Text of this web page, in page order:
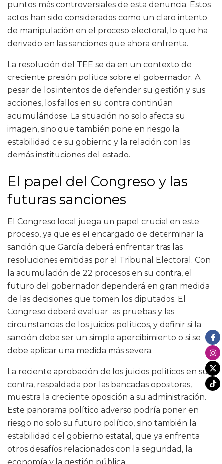
puntos más controversiales de esta denuncia. Estos
actos han sido considerados como un claro intento
de manipulación en el proceso electoral, lo que ha
derivado en las sanciones que ahora enfrenta.
La resolución del TEE se da en un contexto de
creciente presión política sobre el gobernador. A
pesar de los intentos de defender su gestión y sus
acciones, los fallos en su contra continúan
acumulándose. La situación no solo afecta su
imagen, sino que también pone en riesgo la
estabilidad de su gobierno y la relación con las
demás instituciones del estado.
El papel del Congreso y las
futuras sanciones
El Congreso local juega un papel crucial en este
proceso, ya que es el encargado de determinar la
sanción que García deberá enfrentar tras las
resoluciones emitidas por el Tribunal Electoral. Con
la acumulación de 22 procesos en su contra, el
futuro del gobernador dependerá en gran medida
de las decisiones que tomen los diputados. El
Congreso deberá evaluar las pruebas y las
circunstancias de los juicios políticos, y definir si la
sanción debe ser un simple apercibimiento o si se
debe aplicar una medida más severa.
La reciente aprobación de los juicios políticos en su
contra, respaldada por las bancadas opositoras,
muestra la creciente oposición a su administración.
Este panorama político adverso podría poner en
riesgo no solo su futuro político, sino también la
estabilidad del gobierno estatal, que ya enfrenta
otros desafíos relacionados con la seguridad, la
economía y la gestión pública.